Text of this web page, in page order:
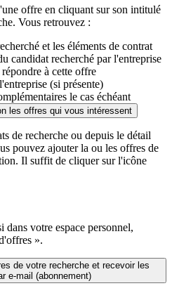
offre en cliquant sur son intitulé
Vous retrouvez :
et les éléments de contrat
candidat recherché par l'entreprise
à cette offre
(si présente)
le cas échéant
les offres qui vous intéressent
de recherche ou depuis le détail
pouvez ajouter la ou les offres de
Il suffit de cliquer sur l'icône
dans votre espace personnel,
».
de votre recherche et recevoir les
e-mail (abonnement)